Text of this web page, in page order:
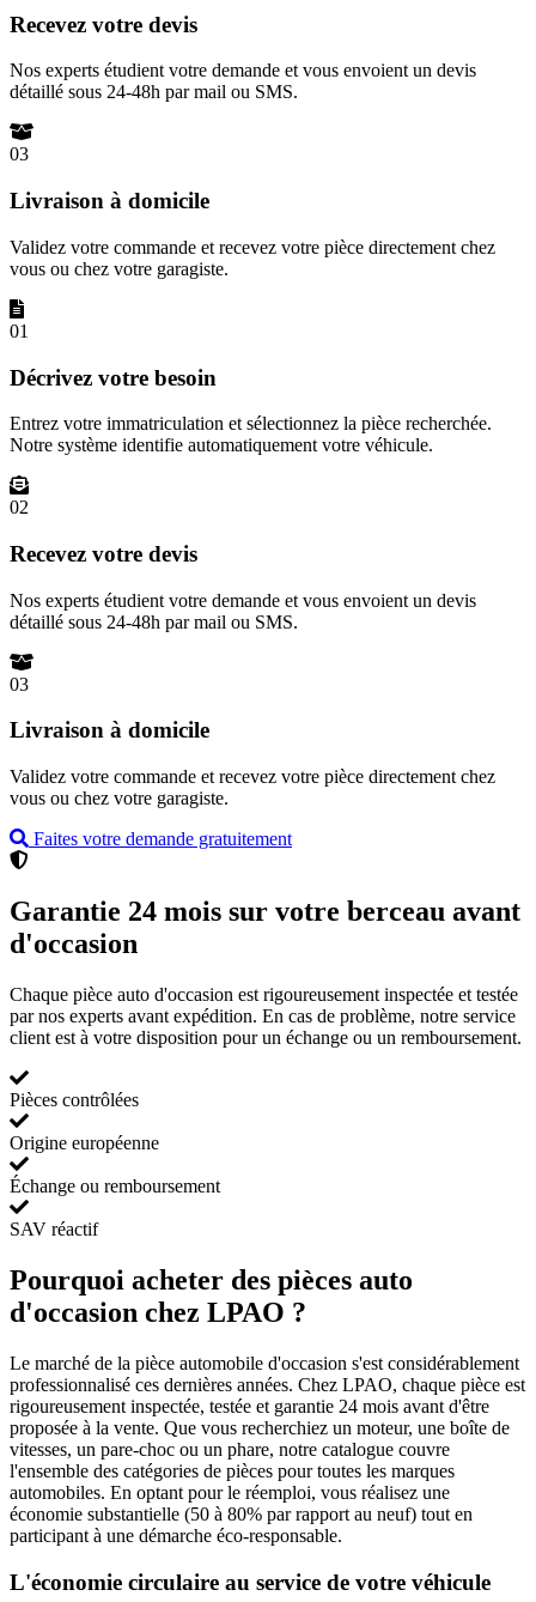
Recevez votre devis
Nos experts étudient votre demande et vous envoient un devis
détaillé sous 24-48h par mail ou SMS.
03
Livraison à domicile
Validez votre commande et recevez votre pièce directement chez
vous ou chez votre garagiste.
01
Décrivez votre besoin
Entrez votre immatriculation et sélectionnez la pièce recherchée.
Notre système identifie automatiquement votre véhicule.
02
Recevez votre devis
Nos experts étudient votre demande et vous envoient un devis
détaillé sous 24-48h par mail ou SMS.
03
Livraison à domicile
Validez votre commande et recevez votre pièce directement chez
vous ou chez votre garagiste.
Faites votre demande gratuitement
Garantie 24 mois sur votre berceau avant
d'occasion
Chaque pièce auto d'occasion est rigoureusement inspectée et testée
par nos experts avant expédition. En cas de problème, notre service
client est à votre disposition pour un échange ou un remboursement.
Pièces contrôlées
Origine européenne
Échange ou remboursement
SAV réactif
Pourquoi acheter des pièces auto
d'occasion chez LPAO ?
Le marché de la pièce automobile d'occasion s'est considérablement
professionnalisé ces dernières années. Chez LPAO, chaque pièce est
rigoureusement inspectée, testée et garantie 24 mois avant d'être
proposée à la vente. Que vous recherchiez un moteur, une boîte de
vitesses, un pare-choc ou un phare, notre catalogue couvre
l'ensemble des catégories de pièces pour toutes les marques
automobiles. En optant pour le réemploi, vous réalisez une
économie substantielle (50 à 80% par rapport au neuf) tout en
participant à une démarche éco-responsable.
L'économie circulaire au service de votre véhicule